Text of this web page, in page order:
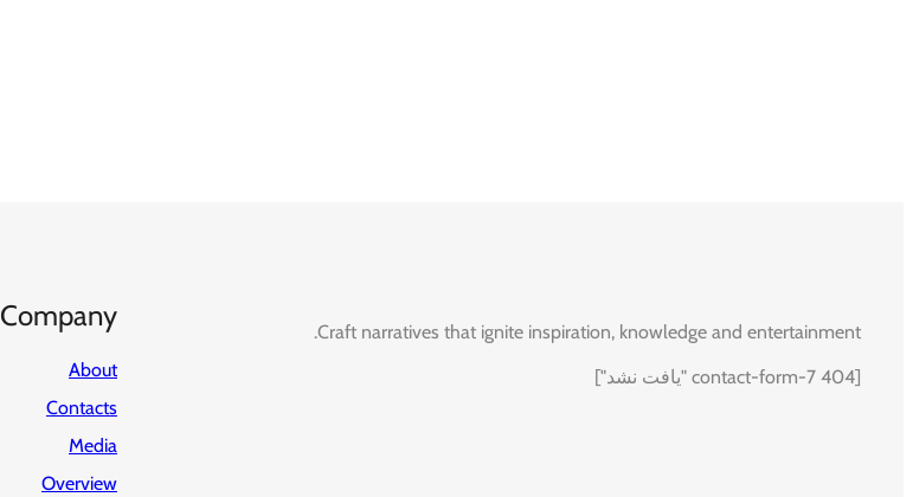
Craft narratives that ignite inspiration, knowledge and entertainment.
[contact-form-7 404 "یافت نشد"]
Company
About
Contacts
Media
Overview